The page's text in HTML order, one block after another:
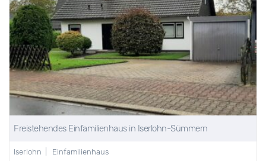
Freistehendes Einfamilienhaus in Iserlohn-Sümmern
Iserlohn | Einfamilienhaus